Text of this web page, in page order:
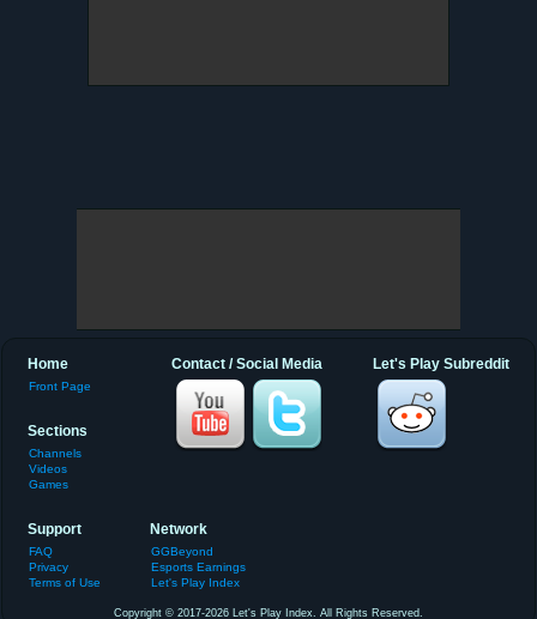
Let's Play Subreddit
Contact / Social Media
Home
Front Page
Sections
Channels
Videos
Games
Support
FAQ
Privacy
Terms of Use
Network
GGBeyond
Esports Earnings
Let's Play Index
Copyright © 2017-2026 Let's Play Index. All Rights Reserved.